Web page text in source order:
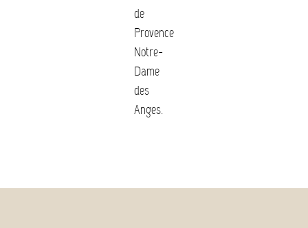
de
Provence
Notre-
Dame
des
Anges.